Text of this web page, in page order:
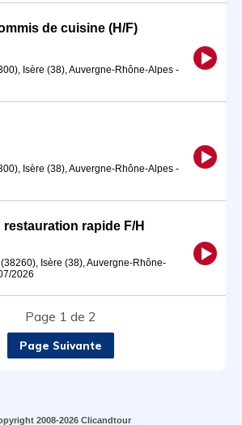
de cuisine (H/F)
Isère (38), Auvergne-Rhône-Alpes -
Isère (38), Auvergne-Rhône-Alpes -
rapide F/H
Isère (38), Auvergne-Rhône-
2026
Page 1 de 2
Page Suivante
2008-2026 Clicandtour